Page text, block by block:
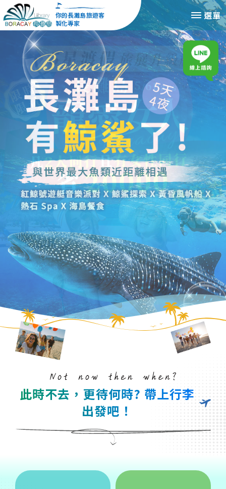
你的長灘島旅遊客
製化專家
此時不去，更待何時? 帶上行李
出發吧！